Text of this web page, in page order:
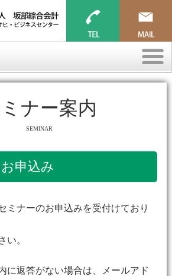
セミナー案内
SEMINAR
申込み
ミナーのお申込みを受付けており
い。
に返答がない場合は、メールアド